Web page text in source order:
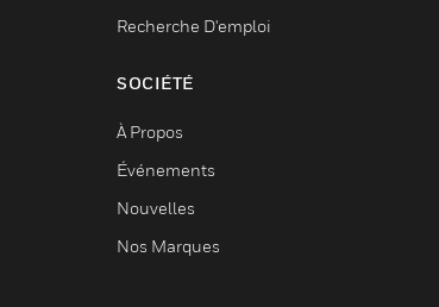
Recherche D'emploi
SOCIÉTÉ
À Propos
Événements
Nouvelles
Nos Marques